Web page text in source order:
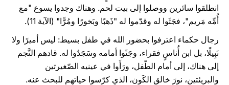
انطلقوا سائرين ووصلوا إلى بيت لحم. وهناك وجدوا يسوع "مع
أُمِّه مَريم"، فجَثَوا له وقدّموا له "ذَهبًا وبَخورًا ومُرًّا" (الآية 11).
رجال حكماء اعترفوا بحضور الله في طفل بسيط: ليس أميرًا ولا
نَبِيلًا، بل ابن أُناسٍ فقراء، وجَثَوا أمامه وسَجَدُوا له. قادهم النَّجم
إلى هناك، إلى أمام الطّفل، ورَأَوا في عينيه الصّغيرتين
والبريئتين، نورَ خالقِ الكَون، الذي كرّسوا حياتهم للبحث عنه.